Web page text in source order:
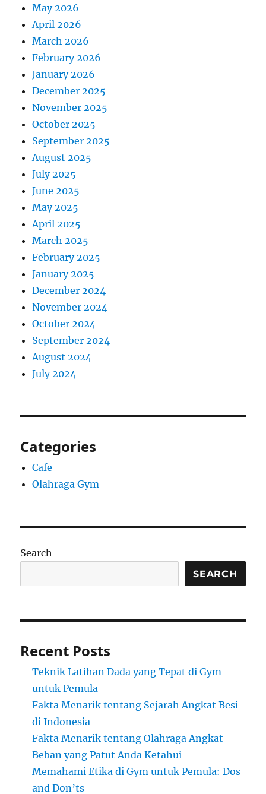
May 2026
April 2026
March 2026
February 2026
January 2026
December 2025
November 2025
October 2025
September 2025
August 2025
July 2025
June 2025
May 2025
April 2025
March 2025
February 2025
January 2025
December 2024
November 2024
October 2024
September 2024
August 2024
July 2024
Categories
Cafe
Olahraga Gym
Search
SEARCH
Recent Posts
Teknik Latihan Dada yang Tepat di Gym
untuk Pemula
Fakta Menarik tentang Sejarah Angkat Besi
di Indonesia
Fakta Menarik tentang Olahraga Angkat
Beban yang Patut Anda Ketahui
Memahami Etika di Gym untuk Pemula: Dos
and Don’ts